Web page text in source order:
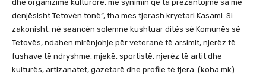
dhe organizime kulturore, me synimin që ta prezantojmë sa më
denjësisht Tetovën tonë”, tha mes tjerash kryetari Kasami. Si
zakonisht, në seancën solemne kushtuar ditës së Komunës së
Tetovës, ndahen mirënjohje për veteranë të arsimit, njerëz të
fushave të ndryshme, mjekë, sportistë, njerëz të artit dhe
kulturës, artizanatet, gazetarë dhe profile të tjera. (koha.mk)